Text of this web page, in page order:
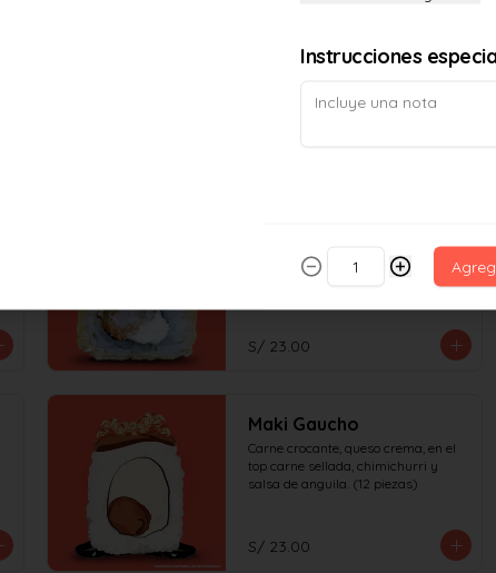
Langostino crocante, palta, en el top
queso crema gratinado, coronado de
chimichurri y salsa de anguila. (12
S/ 23.00
Langostino crocante, palta, queso
crema y crocante por fuera. (12
S/ 23.00
Maki Gaucho
Carne crocante, queso crema, en el
top carne sellada, chimichurri y
salsa de anguila. (12 piezas)
S/ 23.00
Instrucciones